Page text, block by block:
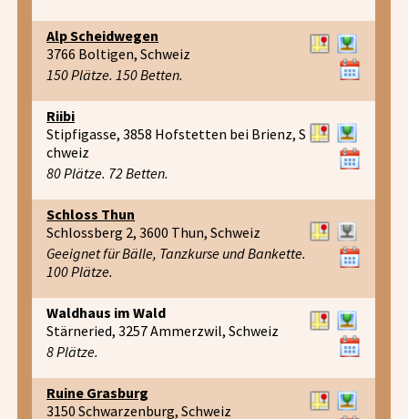
Alp Scheidwegen
3766 Boltigen, Schweiz
150 Plätze. 150 Betten.
Riibi
Stipfigasse, 3858 Hofstetten bei Brienz, S
chweiz
80 Plätze. 72 Betten.
Schloss Thun
Schlossberg 2, 3600 Thun, Schweiz
Geeignet für Bälle, Tanzkurse und Bankette.
100 Plätze.
Waldhaus im Wald
Stärneried, 3257 Ammerzwil, Schweiz
8 Plätze.
Ruine Grasburg
3150 Schwarzenburg, Schweiz